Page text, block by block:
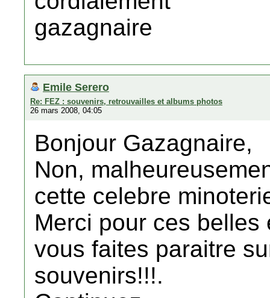
gazagnaire
Emile Serero
Re: FEZ : souvenirs, retrouvailles et albums photos
26 mars 2008, 04:05
Bonjour Gazagnaire,
Non,
cette celebre
Merci pour ces
vous faites paraitre
souvenirs!!!.